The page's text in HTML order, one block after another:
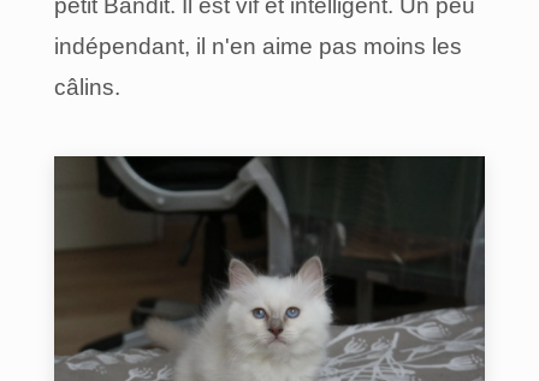
indépendant, il n'en aime pas moins les
câlins.